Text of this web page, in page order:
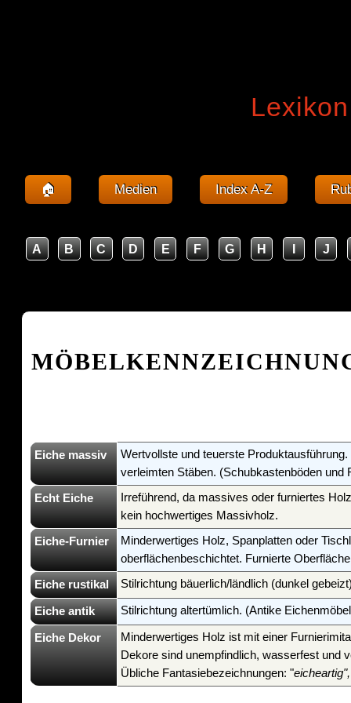
🏠 Medien Index A-Z
A B C D E F G H I J
Eiche massiv
Wertvollste und teuerste
verleimten Stäben. (Schubkastenböden
Echt Eiche
Irreführend, da massives oder furniertes
kein hochwertiges Massivholz.
Eiche-Furnier
Minderwertiges Holz, Spanplatten oder
oberflächenbeschichtet. Furnierte
Eiche rustikal Stilrichtung bäuerlich/ländlich (dunkel
Eiche antik Stilrichtung altertümlich. (Antike
Eiche Dekor
Minderwertiges Holz ist mit einer
Dekore sind unempfindlich, wasserfest und
Übliche Fantasiebezeichnungen: "